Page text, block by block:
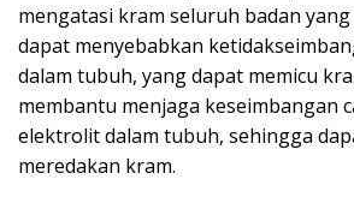
mengatasi kram seluruh badan
dapat menyebabkan
dalam tubuh, yang dapat memicu
membantu menjaga keseimbangan
elektrolit dalam tubuh, sehingga
meredakan kram.